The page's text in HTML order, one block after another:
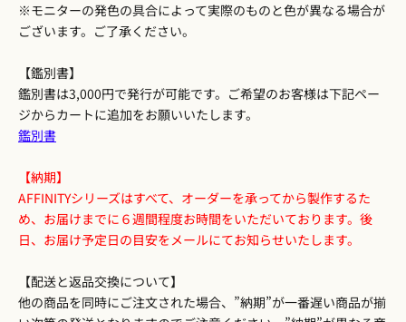
※モニターの発色の具合によって実際のものと色が異なる場合が
ございます。ご了承ください。
【鑑別書】
鑑別書は3,000円で発行が可能です。ご希望のお客様は下記ペー
ジからカートに追加をお願いいたします。
鑑別書
【納期】
AFFINITYシリーズはすべて、オーダーを承ってから製作するた
め、お届けまでに６週間程度お時間をいただいております。後
日、お届け予定日の目安をメールにてお知らせいたします。
【配送と返品交換について】
他の商品を同時にご注文された場合、”納期”が一番遅い商品が揃